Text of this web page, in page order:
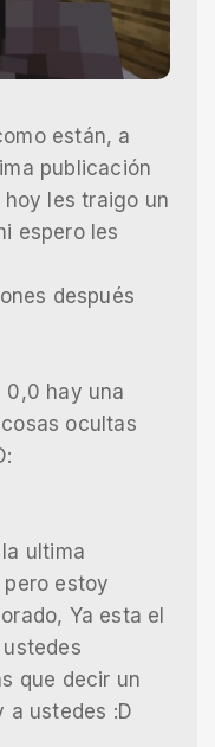
están, a
publicación
les traigo un
espero les
después
0,0 hay una
ocultas
ultima
estoy
Ya esta el
que decir un
a ustedes :D